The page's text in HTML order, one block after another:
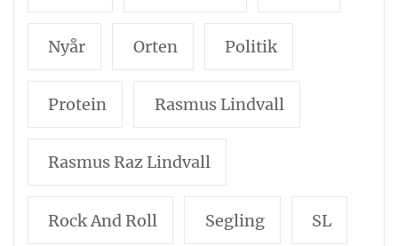
Nyår Orten Politik
Protein Rasmus Lindvall
Rasmus Raz Lindvall
Rock And Roll Segling SL